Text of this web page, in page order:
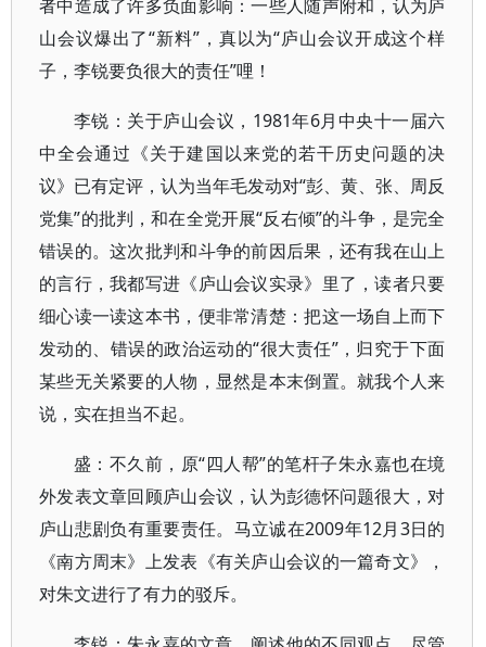
者中造成了许多负面影响：一些人随声附和，认为庐
山会议爆出了“新料”，真以为“庐山会议开成这个样
子，李锐要负很大的责任”哩！
李锐：关于庐山会议，1981年6月中央十一届六
中全会通过《关于建国以来党的若干历史问题的决
议》已有定评，认为当年毛发动对“彭、黄、张、周反
党集”的批判，和在全党开展“反右倾”的斗争，是完全
错误的。这次批判和斗争的前因后果，还有我在山上
的言行，我都写进《庐山会议实录》里了，读者只要
细心读一读这本书，便非常清楚：把这一场自上而下
发动的、错误的政治运动的“很大责任”，归究于下面
某些无关紧要的人物，显然是本末倒置。就我个人来
说，实在担当不起。
盛：不久前，原“四人帮”的笔杆子朱永嘉也在境
外发表文章回顾庐山会议，认为彭德怀问题很大，对
庐山悲剧负有重要责任。马立诚在2009年12月3日的
《南方周末》上发表《有关庐山会议的一篇奇文》，
对朱文进行了有力的驳斥。